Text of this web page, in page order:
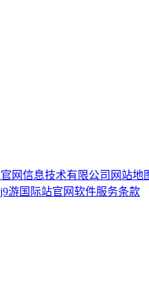
网信息技术有限公司 网站地
j9游国际站官网软件服务条款